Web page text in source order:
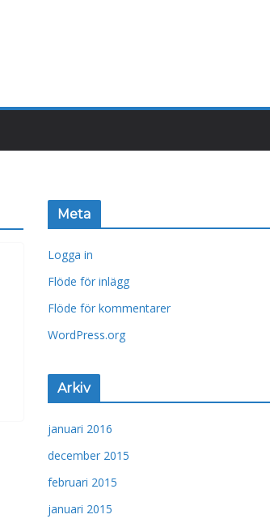
Meta
Logga in
Flöde för inlägg
Flöde för kommentarer
WordPress.org
Arkiv
januari 2016
december 2015
februari 2015
januari 2015